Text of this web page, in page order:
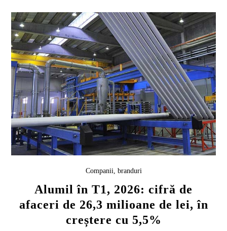
Companii, branduri
Alumil în T1, 2026: cifră de
afaceri de 26,3 milioane de lei, în
creștere cu 5,5%